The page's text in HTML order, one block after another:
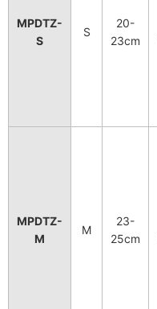
MPDTZ-
S
S
20-
23cm
MPDTZ-
M
M
23-
25cm